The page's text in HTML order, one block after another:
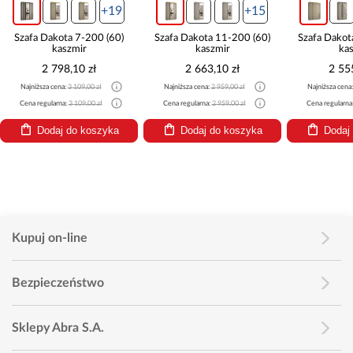
+19
Szafa Dakota 7-200 (60)
kaszmir
2 798,10 zł
Najniższa cena:3 109,00 zł
Cena regularna:3 109,00 zł
Dodaj do koszyka
+15
Szafa Dakota 11-200 (60)
kaszmir
2 663,10 zł
Najniższa cena:2 959,00 zł
Cena regularna:2 959,00 zł
Dodaj do koszyka
Szafa
2
Najniższa
Cena
Kupuj on-line
Bezpieczeństwo
Sklepy Abra S.A.